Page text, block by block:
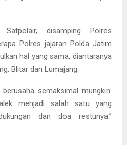
Satpolair, disamping Polres
Polres jajaran Polda Jatim
hal yang sama, diantaranya
Blitar dan Lumajang.
semaksimal mungkin.
menjadi salah satu yang
dan doa restunya.”